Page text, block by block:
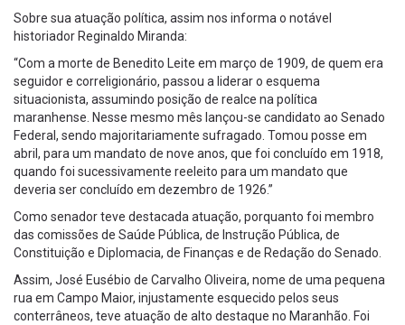
Sobre sua atuação política, assim nos informa o notável
historiador Reginaldo Miranda:
“Com a morte de Benedito Leite em março de 1909, de quem era
seguidor e correligionário, passou a liderar o esquema
situacionista, assumindo posição de realce na política
maranhense. Nesse mesmo mês lançou-se candidato ao Senado
Federal, sendo majoritariamente sufragado. Tomou posse em
abril, para um mandato de nove anos, que foi concluído em 1918,
quando foi sucessivamente reeleito para um mandato que
deveria ser concluído em dezembro de 1926.”
Como senador teve destacada atuação, porquanto foi membro
das comissões de Saúde Pública, de Instrução Pública, de
Constituição e Diplomacia, de Finanças e de Redação do Senado.
Assim, José Eusébio de Carvalho Oliveira, nome de uma pequena
rua em Campo Maior, injustamente esquecido pelos seus
conterrâneos, teve atuação de alto destaque no Maranhão. Foi